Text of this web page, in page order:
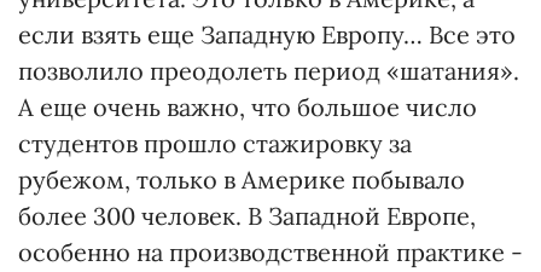
если взять еще Западную Европу… Все это
позволило преодолеть период «шатания».
А еще очень важно, что большое число
студентов прошло стажировку за
рубежом, только в Америке побывало
более 300 человек. В Западной Европе,
особенно на производственной практике -